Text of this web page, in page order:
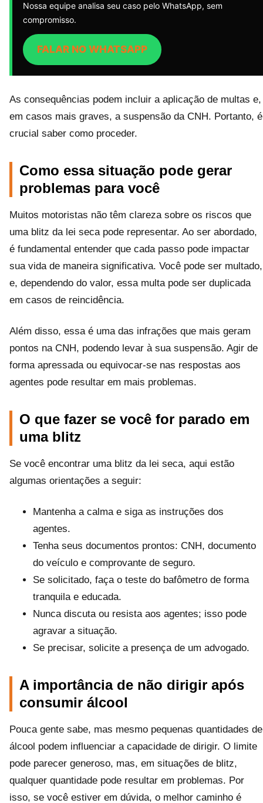
Nossa equipe analisa seu caso pelo WhatsApp, sem
compromisso.
FALAR NO WHATSAPP
As consequências podem incluir a aplicação de multas e,
em casos mais graves, a suspensão da CNH. Portanto, é
crucial saber como proceder.
Como essa situação pode gerar
problemas para você
Muitos motoristas não têm clareza sobre os riscos que
uma blitz da lei seca pode representar. Ao ser abordado,
é fundamental entender que cada passo pode impactar
sua vida de maneira significativa. Você pode ser multado,
e, dependendo do valor, essa multa pode ser duplicada
em casos de reincidência.
Além disso, essa é uma das infrações que mais geram
pontos na CNH, podendo levar à sua suspensão. Agir de
forma apressada ou equivocar-se nas respostas aos
agentes pode resultar em mais problemas.
O que fazer se você for parado em
uma blitz
Se você encontrar uma blitz da lei seca, aqui estão
algumas orientações a seguir:
Mantenha a calma e siga as instruções dos
agentes.
Tenha seus documentos prontos: CNH, documento
do veículo e comprovante de seguro.
Se solicitado, faça o teste do bafômetro de forma
tranquila e educada.
Nunca discuta ou resista aos agentes; isso pode
agravar a situação.
Se precisar, solicite a presença de um advogado.
A importância de não dirigir após
consumir álcool
Pouca gente sabe, mas mesmo pequenas quantidades de
álcool podem influenciar a capacidade de dirigir. O limite
pode parecer generoso, mas, em situações de blitz,
qualquer quantidade pode resultar em problemas. Por
isso, se você estiver em dúvida, o melhor caminho é